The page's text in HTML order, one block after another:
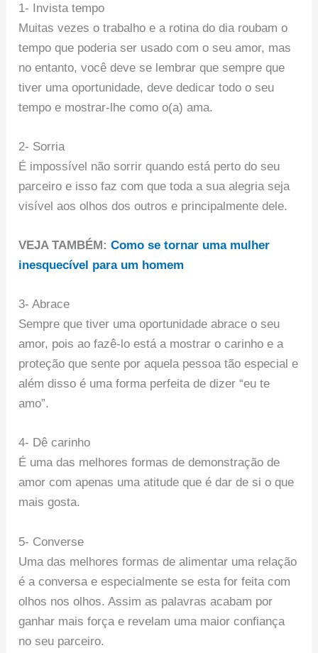
1- Invista tempo
Muitas vezes o trabalho e a rotina do dia roubam o
tempo que poderia ser usado com o seu amor, mas
no entanto, você deve se lembrar que sempre que
tiver uma oportunidade, deve dedicar todo o seu
tempo e mostrar-lhe como o(a) ama.
2- Sorria
É impossível não sorrir quando está perto do seu
parceiro e isso faz com que toda a sua alegria seja
visível aos olhos dos outros e principalmente dele.
VEJA TAMBÉM:Como se tornar uma mulher
inesquecível para um homem
3- Abrace
Sempre que tiver uma oportunidade abrace o seu
amor, pois ao fazê-lo está a mostrar o carinho e a
proteção que sente por aquela pessoa tão especial e
além disso é uma forma perfeita de dizer “eu te
amo”.
4- Dê carinho
É uma das melhores formas de demonstração de
amor com apenas uma atitude que é dar de si o que
mais gosta.
5- Converse
Uma das melhores formas de alimentar uma relação
é a conversa e especialmente se esta for feita com
olhos nos olhos. Assim as palavras acabam por
ganhar mais força e revelam uma maior confiança
no seu parceiro.